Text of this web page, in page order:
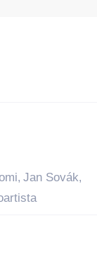
, Jan Sovák,